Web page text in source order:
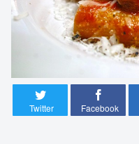
Twitter Facebook